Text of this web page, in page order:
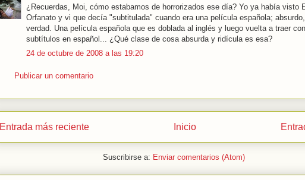
¿Recuerdas, Moi, cómo estabamos de horrorizados ese día? Yo ya había visto
Orfanato y vi que decía "subtitulada" cuando era una película española;
verdad. Una película española que es doblada al inglés y luego vuelta a traer con
subtítulos en español... ¿Qué clase de cosa absurda y ridícula es esa?
24 de octubre de 2008 a las 19:20
Publicar un comentario
Entrada más reciente Inicio
Suscribirse a: Enviar comentarios (Atom)